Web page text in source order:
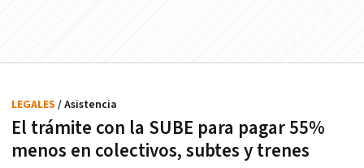
El trámite con la SUBE para pagar 55%
menos en colectivos, subtes y trenes
LEGALES / Asistencia